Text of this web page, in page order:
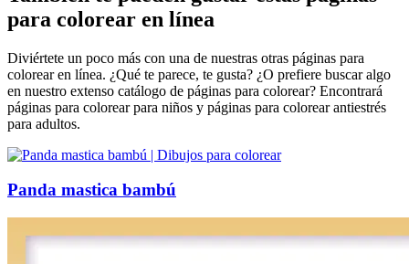
para colorear en línea
Diviértete un poco más con una de nuestras otras páginas para
colorear en línea. ¿Qué te parece, te gusta? ¿O prefiere buscar algo
en nuestro extenso catálogo de páginas para colorear? Encontrará
páginas para colorear para niños y páginas para colorear antiestrés
para adultos.
Panda mastica bambú